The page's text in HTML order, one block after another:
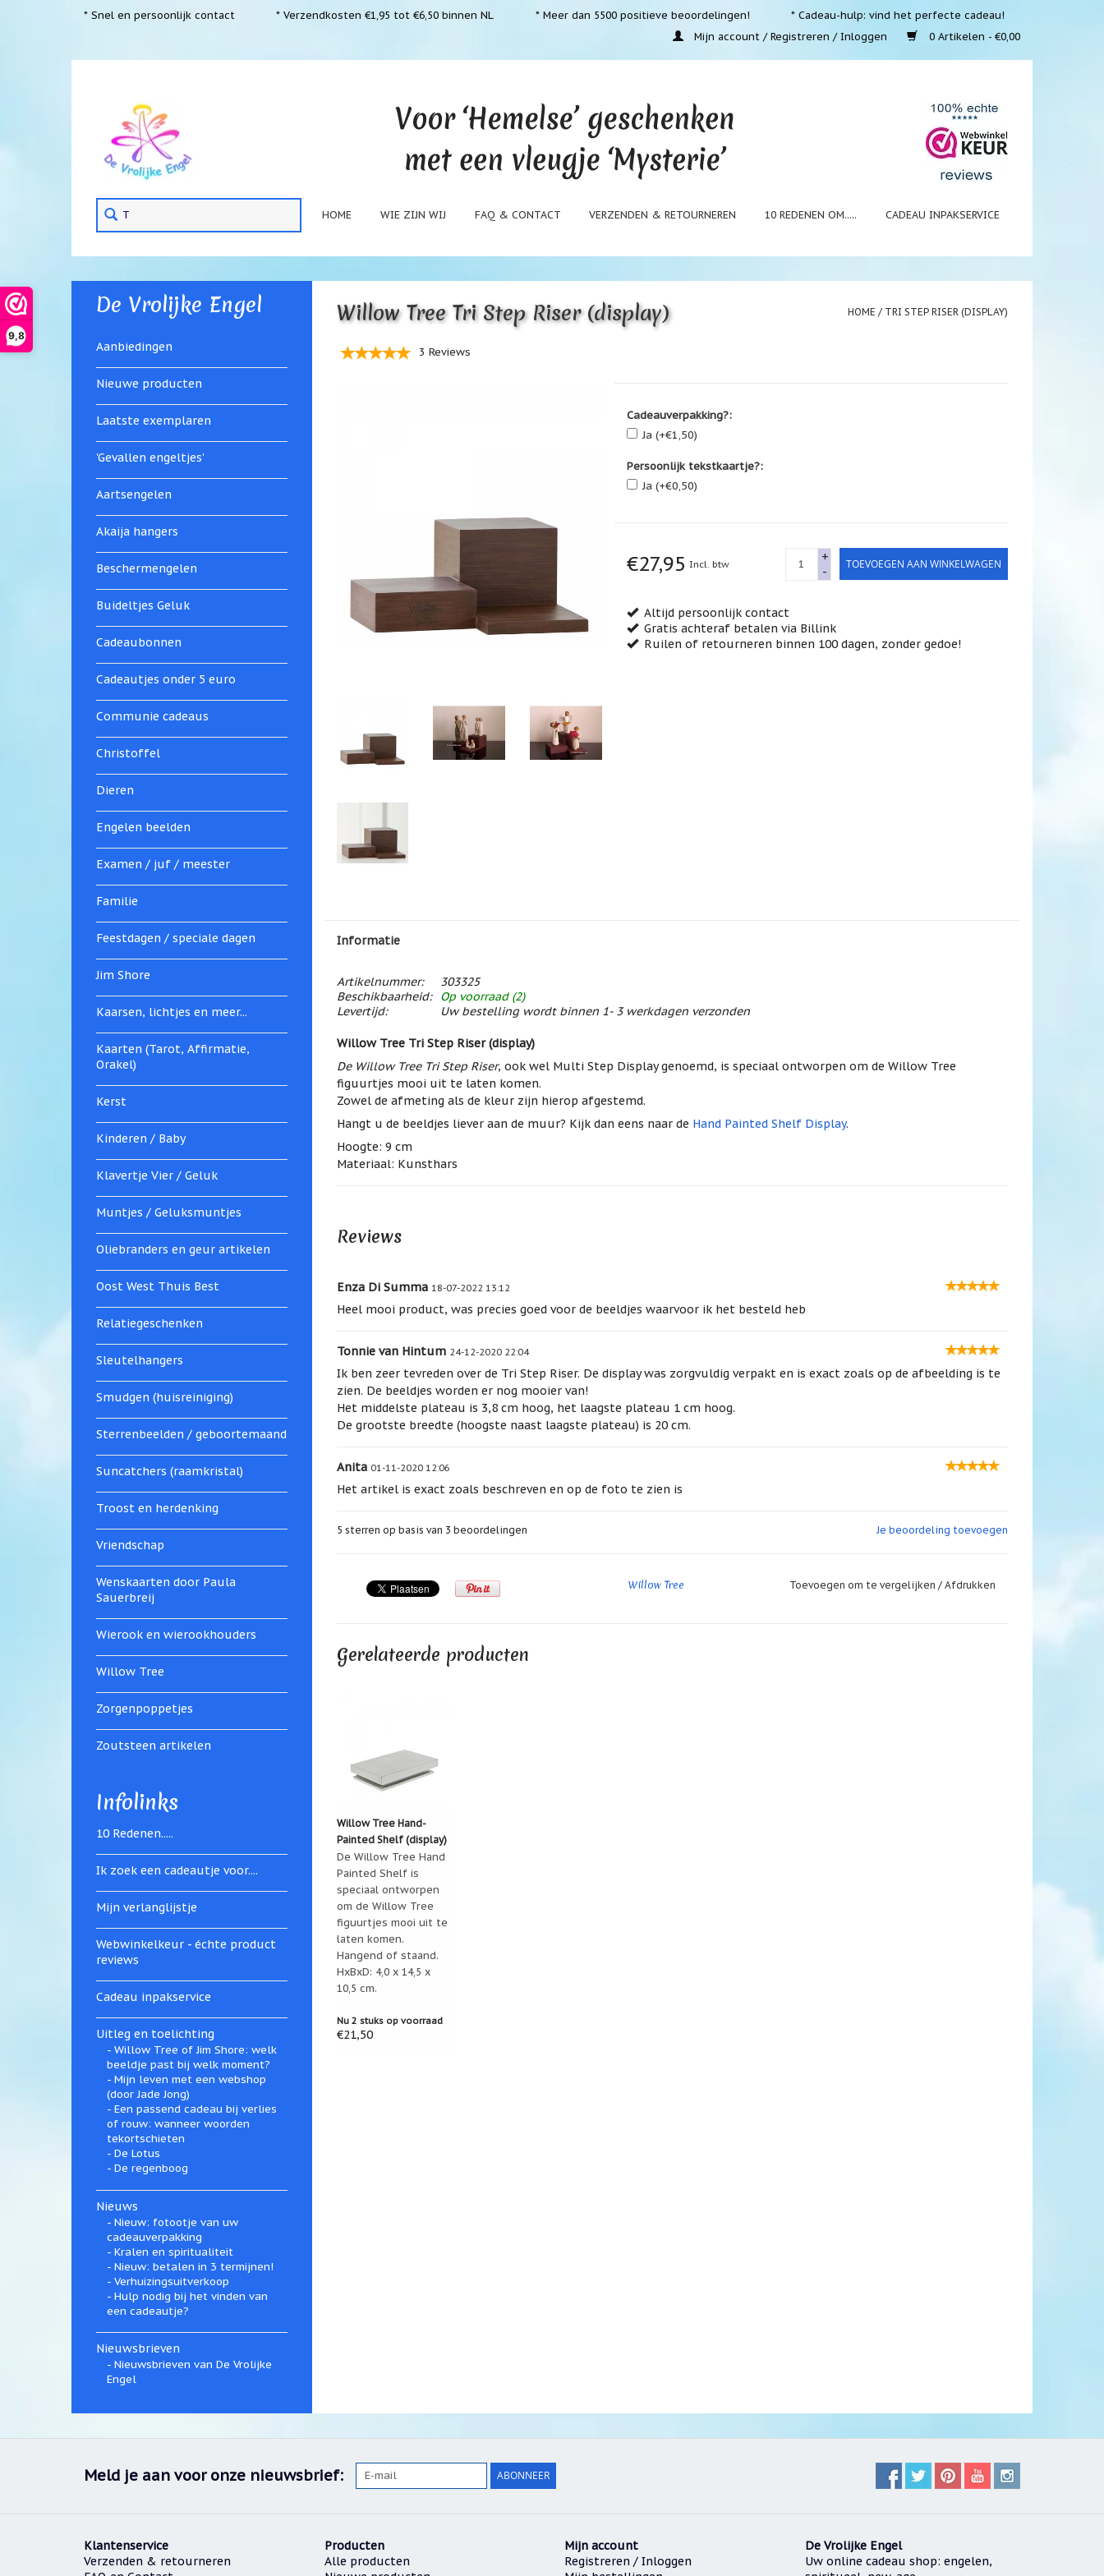
9,8
* Snel en persoonlijk contact * Verzendkosten €1,95 tot €6,50 binnen NL * Meer dan 5500 positieve beoordelingen!
* Cadeau-hulp: vind het perfecte cadeau!
Mijn account / Registreren / Inloggen
0 Artikelen - €0,00
HOME WIE ZIJN WIJ FAQ & CONTACT VERZENDEN & RETOURNEREN 10 REDENEN OM..... CADEAU INPAKSERVICE
De Vrolijke Engel
Aanbiedingen
Nieuwe producten
Laatste exemplaren
'Gevallen engeltjes'
Aartsengelen
Akaija hangers
Beschermengelen
Buideltjes Geluk
Cadeaubonnen
Cadeautjes onder 5 euro
Communie cadeaus
Christoffel
Dieren
Engelen beelden
Examen / juf / meester
Familie
Feestdagen / speciale dagen
Jim Shore
Kaarsen, lichtjes en meer...
Kaarten (Tarot, Affirmatie,
Orakel)
Kerst
Kinderen / Baby
Klavertje Vier / Geluk
Muntjes / Geluksmuntjes
Oliebranders en geur artikelen
Oost West Thuis Best
Relatiegeschenken
Sleutelhangers
Smudgen (huisreiniging)
Sterrenbeelden / geboortemaand
Suncatchers (raamkristal)
Troost en herdenking
Vriendschap
Wenskaarten door Paula
Sauerbreij
Wierook en wierookhouders
Willow Tree
Zorgenpoppetjes
Zoutsteen artikelen
Infolinks
10 Redenen.....
Ik zoek een cadeautje voor....
Mijn verlanglijstje
Webwinkelkeur - échte product
reviews
Cadeau inpakservice
Uitleg en toelichting
Willow Tree of Jim Shore: welk
beeldje past bij welk moment?
Mijn leven met een webshop
(door Jade Jong)
Een passend cadeau bij verlies
of rouw: wanneer woorden
tekortschieten
De Lotus
De regenboog
Nieuws
Nieuw: fotootje van uw
cadeauverpakking
Kralen en spiritualiteit
Nieuw: betalen in 3 termijnen!
Verhuizingsuitverkoop
Hulp nodig bij het vinden van
een cadeautje?
Nieuwsbrieven
Nieuwsbrieven van De Vrolijke
Engel
Willow Tree Tri Step Riser (display)
3 Reviews
HOME / TRI STEP RISER (DISPLAY)
Cadeauverpakking?:
Ja (+€1,50)
Persoonlijk tekstkaartje?:
Ja (+€0,50)
€27,95 Incl. btw
+
-
TOEVOEGEN AAN WINKELWAGEN
Altijd persoonlijk contact
Gratis achteraf betalen via Billink
Ruilen of retourneren binnen 100 dagen, zonder gedoe!
Informatie
Artikelnummer:
303325
Beschikbaarheid:
Op voorraad (2)
Levertijd:
Uw bestelling wordt binnen 1- 3 werkdagen verzonden
Willow Tree Tri Step Riser (display)
De Willow Tree Tri Step Riser, ook wel Multi Step Display genoemd, is speciaal ontworpen om de Willow Tree
figuurtjes mooi uit te laten komen.
Zowel de afmeting als de kleur zijn hierop afgestemd.
Hangt u de beeldjes liever aan de muur? Kijk dan eens naar de Hand Painted Shelf Display.
Hoogte: 9 cm
Materiaal: Kunsthars
Reviews
Enza Di Summa 18-07-2022 13:12
Heel mooi product, was precies goed voor de beeldjes waarvoor ik het besteld heb
Tonnie van Hintum 24-12-2020 22:04
Ik ben zeer tevreden over de Tri Step Riser. De display was zorgvuldig verpakt en is exact zoals op de afbeelding is te
zien. De beeldjes worden er nog mooier van!
Het middelste plateau is 3,8 cm hoog, het laagste plateau 1 cm hoog.
De grootste breedte (hoogste naast laagste plateau) is 20 cm.
Anita 01-11-2020 12:06
Het artikel is exact zoals beschreven en op de foto te zien is
Je beoordeling toevoegen
5 sterren op basis van 3 beoordelingen
Willow Tree Toevoegen om te vergelijken / Afdrukken
Gerelateerde producten
Willow Tree Hand-
Painted Shelf (display)
De Willow Tree Hand
Painted Shelf is
speciaal ontworpen
om de Willow Tree
figuurtjes mooi uit te
laten komen.
Hangend of staand.
HxBxD: 4,0 x 14,5 x
10,5 cm.
Nu 2 stuks op voorraad
€21,50
Meld je aan voor onze nieuwsbrief: ABONNEER
Klantenservice
Verzenden & retourneren
Producten
Alle producten
Mijn account
Registreren / Inloggen
De Vrolijke Engel
Uw online cadeau shop: engelen,